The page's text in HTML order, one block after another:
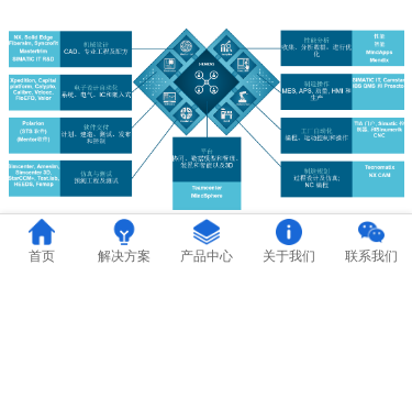
首页 解决方案 产品中心 关于我们 联系我们